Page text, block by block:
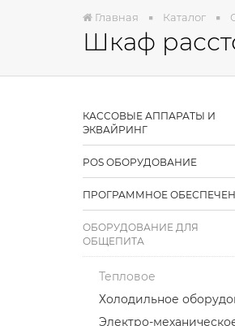
Главная Каталог
Шкаф
КАССОВЫЕ АППАРАТЫ И
ЭКВАЙРИНГ
POS ОБОРУДОВАНИЕ
ПРОГРАММНОЕ
ОБОРУДОВАНИЕ ДЛЯ
ОБЩЕПИТА
Тепловое
Холодильное
Электро-